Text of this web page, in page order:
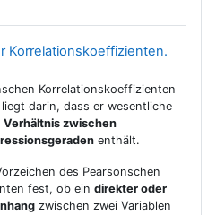
Korrelationskoeffizienten.
Korrelationskoeffizienten
darin, dass er wesentliche
Verhältnis zwischen
enthält.
des Pearsonschen
fest, ob ein direkter oder
zwischen zwei Variablen